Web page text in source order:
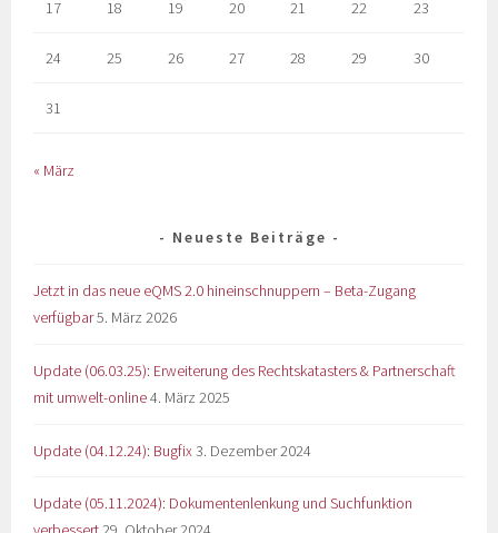
17 18 19 20 21 22 23
24 25 26 27 28 29 30
31
« März
Neueste Beiträge
Jetzt in das neue eQMS 2.0 hineinschnuppern – Beta-Zugang
verfügbar5. März 2026
Update (06.03.25): Erweiterung des Rechtskatasters & Partnerschaft
mit umwelt-online4. März 2025
Update (04.12.24): Bugfix 3. Dezember 2024
Update (05.11.2024): Dokumentenlenkung und Suchfunktion